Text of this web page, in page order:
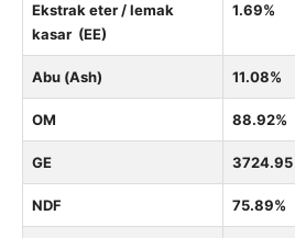
Ekstrak eter / lemak
kasar (EE)
1.69%
Abu (Ash) 11.08%
OM 88.92%
GE
NDF 75.89%